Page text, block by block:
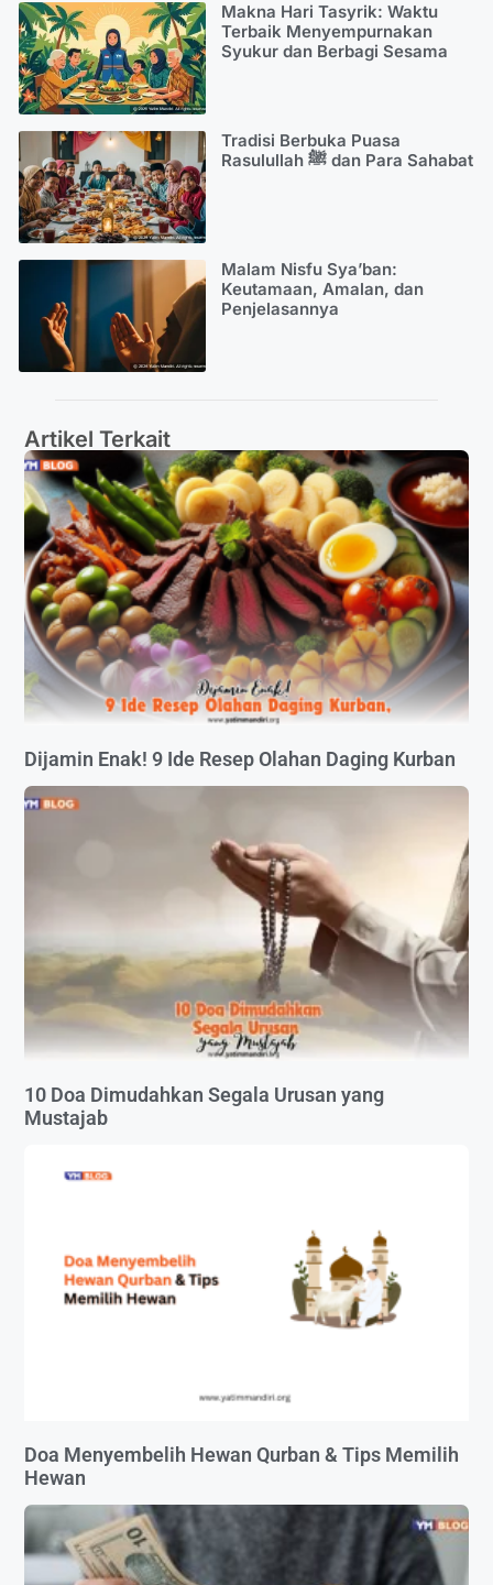
Makna Hari Tasyrik: Waktu
Terbaik Menyempurnakan
Syukur dan Berbagi Sesama
Tradisi Berbuka Puasa
Rasulullah ﷺ dan Para Sahabat
Malam Nisfu Sya’ban:
Keutamaan, Amalan, dan
Penjelasannya
Artikel Terkait
Dijamin Enak! 9 Ide Resep Olahan Daging Kurban
10 Doa Dimudahkan Segala Urusan yang
Mustajab
Doa Menyembelih Hewan Qurban & Tips Memilih
Hewan